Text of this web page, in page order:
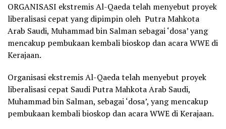
ORGANISASI ekstremis Al-Qaeda telah menyebut proyek
liberalisasi cepat yang dipimpin oleh Putra Mahkota
Arab Saudi, Muhammad bin Salman sebagai ‘dosa’ yang
mencakup pembukaan kembali bioskop dan acara WWE di
Kerajaan.
Organisasi ekstremis Al-Qaeda telah menyebut proyek
liberalisasi cepat Saudi Putra Mahkota Arab Saudi,
Muhammad bin Salman, sebagai ‘dosa’, yang mencakup
pembukaan kembali bioskop dan acara WWE di Kerajaan.